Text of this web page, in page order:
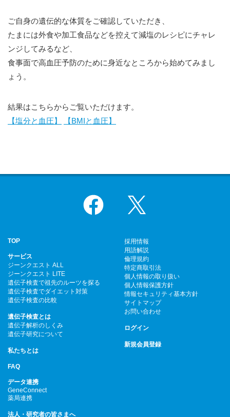
ご自身の遺伝的な体質をご確認していただき、
たまには外食や加工食品などを控えて減塩のレシピにチャレ
ンジしてみるなど、
食事面で高血圧予防のために身近なところから始めてみまし
ょう。
結果はこちらからご覧いただけます。
【塩分と血圧】
【BMIと血圧】
Facebook
TOP
サービス
ジーンクエスト ALL
ジーンクエスト LITE
遺伝子検査で祖先のルーツを探る
遺伝子検査でダイエット対策
遺伝子検査の比較
遺伝子検査とは
遺伝子解析のしくみ
遺伝子研究について
私たちとは
FAQ
データ連携
GeneConnect
薬局連携
法人・研究者の皆さまへ
採用情報
用語解説
倫理規約
特定商取引法
個人情報の取り扱い
個人情報保護方針
情報セキュリティ基本方針
サイトマップ
お問い合わせ
ログイン
新規会員登録